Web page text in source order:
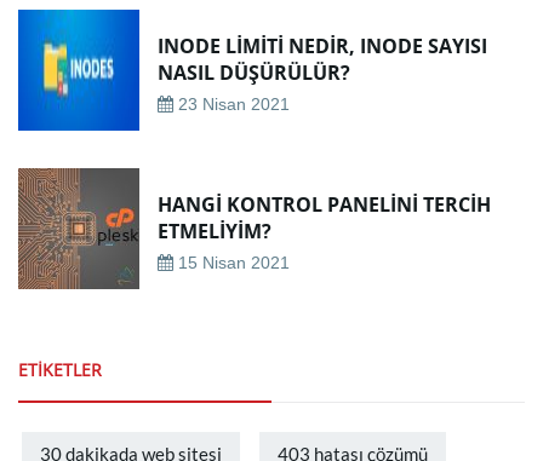
INODE LIMITI NEDIR, INODE SAYISI
NASIL DÜŞÜRÜLÜR?
23 Nisan 2021
HANGI KONTROL PANELINI TERCIH
ETMELIYIM?
15 Nisan 2021
ETIKETLER
30 dakikada web sitesi 403 hatası çözümü